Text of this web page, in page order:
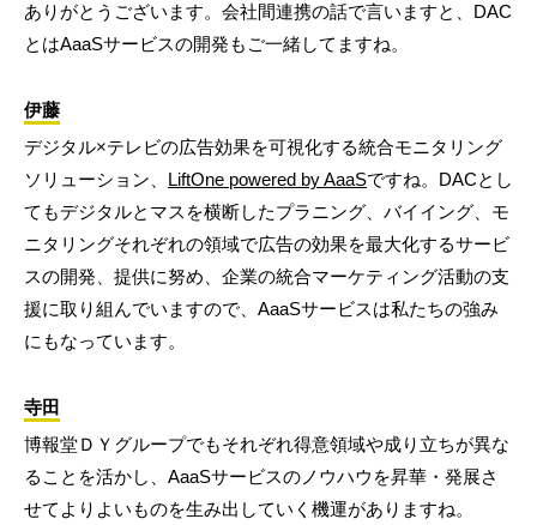
ありがとうございます。会社間連携の話で言いますと、DAC
とはAaaSサービスの開発もご一緒してますね。
伊藤
デジタル×テレビの広告効果を可視化する統合モニタリング
ソリューション、
LiftOne powered by AaaSですね。DACとし
てもデジタルとマスを横断したプラニング、バイイング、モ
ニタリングそれぞれの領域で広告の効果を最大化するサービ
スの開発、提供に努め、企業の統合マーケティング活動の支
援に取り組んでいますので、AaaSサービスは私たちの強み
にもなっています。
寺田
博報堂ＤＹグループでもそれぞれ得意領域や成り立ちが異な
ることを活かし、AaaSサービスのノウハウを昇華・発展さ
せてよりよいものを生み出していく機運がありますね。